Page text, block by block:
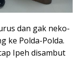
dan gak neko-
ke Polda-Polda.
Ipeh disambut